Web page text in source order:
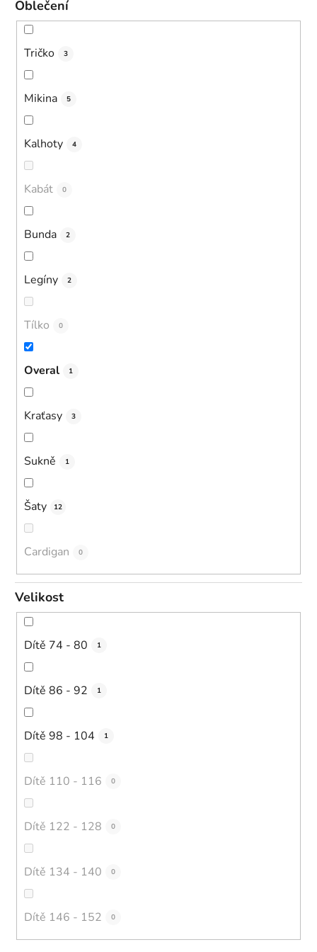
Oblečení
Tričko 3
Mikina 5
Kalhoty 4
Kabát 0
Bunda 2
Legíny 2
Tílko 0
Overal 1
Kraťasy 3
Sukně 1
Šaty 12
Cardigan 0
Velikost
Dítě 74 - 80 1
Dítě 86 - 92 1
Dítě 98 - 104 1
Dítě 110 - 116 0
Dítě 122 - 128 0
Dítě 134 - 140 0
Dítě 146 - 152 0